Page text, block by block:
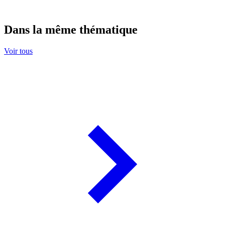
Dans la même thématique
Voir tous